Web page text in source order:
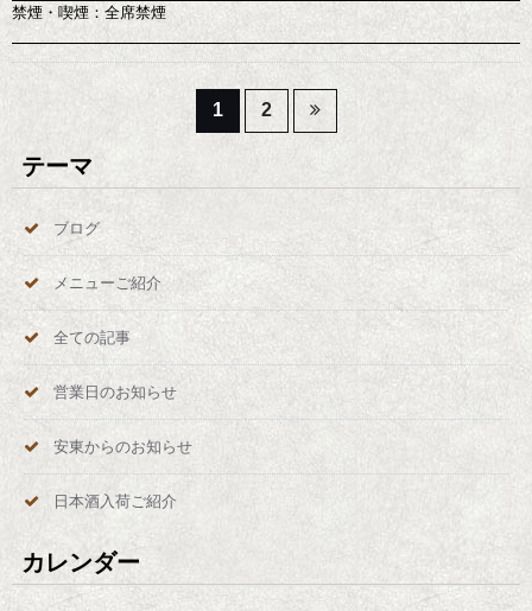
禁煙・喫煙：全席禁煙
稿
ペ
ー
ジ
送
り
1 2
テーマ
ブログ
メニューご紹介
全ての記事
営業日のお知らせ
安東からのお知らせ
日本酒入荷ご紹介
カレンダー